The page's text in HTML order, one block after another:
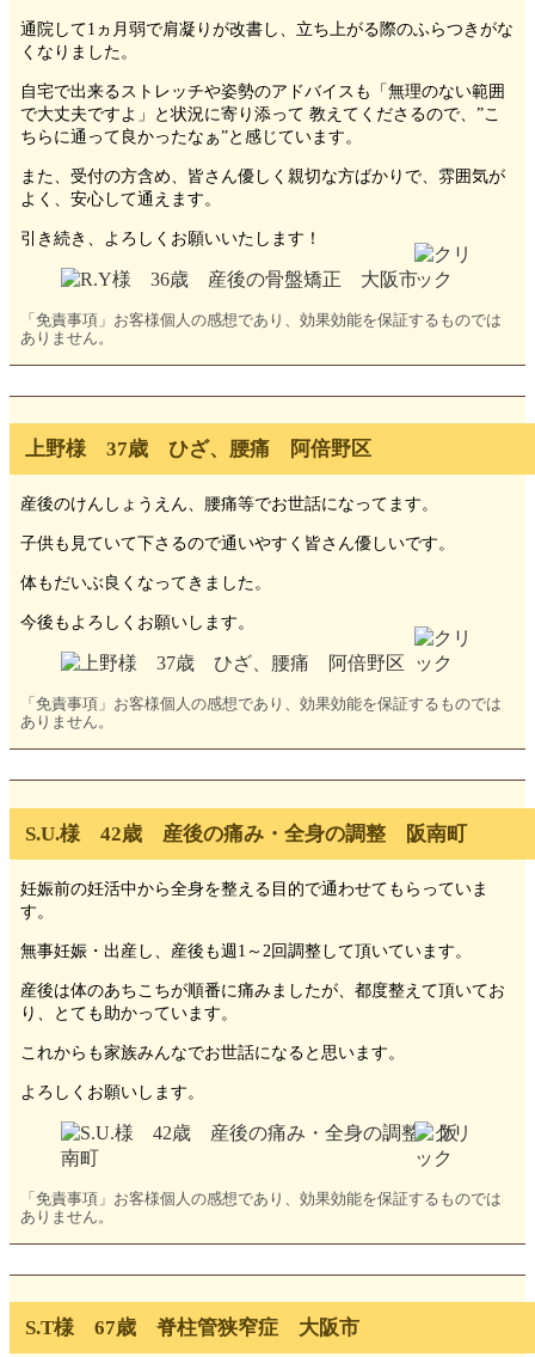
通院して1ヵ月弱で肩凝りが改書し、立ち上がる際のふらつきがな
くなりました。
自宅で出来るストレッチや姿勢のアドバイスも「無理のない範囲
で大丈夫ですよ」と状況に寄り添って 教えてくださるので、”こ
ちらに通って良かったなぁ”と感じています。
また、受付の方含め、皆さん優しく親切な方ばかりで、雰囲気が
よく、安心して通えます。
引き続き、よろしくお願いいたします！
「免責事項」お客様個人の感想であり、効果効能を保証するものでは
ありません。
上野様 37歳 ひざ、腰痛 阿倍野区
産後のけんしょうえん、腰痛等でお世話になってます。
子供も見ていて下さるので通いやすく皆さん優しいです。
体もだいぶ良くなってきました。
今後もよろしくお願いします。
「免責事項」お客様個人の感想であり、効果効能を保証するものでは
ありません。
S.U.様 42歳 産後の痛み・全身の調整 阪南町
妊娠前の妊活中から全身を整える目的で通わせてもらっていま
す。
無事妊娠・出産し、産後も週1～2回調整して頂いています。
産後は体のあちこちが順番に痛みましたが、都度整えて頂いてお
り、とても助かっています。
これからも家族みんなでお世話になると思います。
よろしくお願いします。
「免責事項」お客様個人の感想であり、効果効能を保証するものでは
ありません。
S.T様 67歳 脊柱管狭窄症 大阪市